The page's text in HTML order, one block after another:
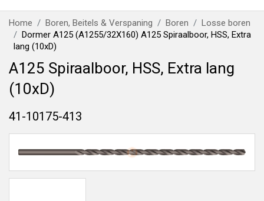
Home Boren, Beitels & Verspaning Boren
Losse boren
Dormer A125 (A1255/32X160) A125 Spiraalboor, HSS, Extra
lang (10xD)
A125 Spiraalboor, HSS, Extra lang
(10xD)
41-10175-413